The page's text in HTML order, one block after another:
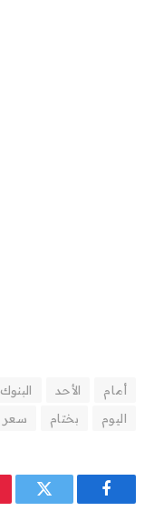
أمام الأحد البنوك
اليوم
بختام سعر
فيسبوك تويتر